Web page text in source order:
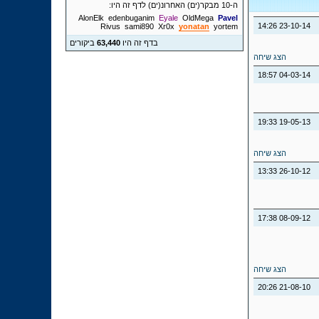
23-10-14
14:26
הצג שיחה
04-03-14
18:57
19-05-13
19:33
הצג שיחה
26-10-12
13:33
08-09-12
17:38
הצג שיחה
21-08-10
20:26
ה-10 מבקר(ים) האחרונ(ים) לדף זה היו:
AlonElk edenbuganim Eyale OldMega Pavel
Rivus sami890 Xr0x yonatan yortem
בדף זה היו63,440 ביקורים